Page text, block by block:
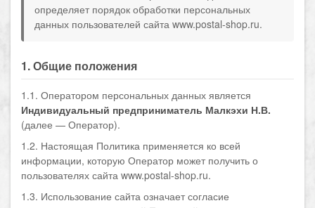
определяет порядок обработки персональных
данных пользователей сайта www.postal-shop.ru.
1. Общие положения
1.1. Оператором персональных данных является
Индивидуальный предприниматель Малкэхи Н.В.
(далее — Оператор).
1.2. Настоящая Политика применяется ко всей
информации, которую Оператор может получить о
пользователях сайта www.postal-shop.ru.
1.3. Использование сайта означает согласие